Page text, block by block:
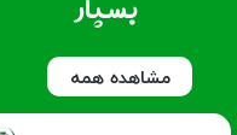
مشاهده همه